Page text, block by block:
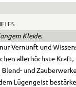
Kleide.
Vernunft und
allerhöchste Kraft,
Blend- und
Lügengeist